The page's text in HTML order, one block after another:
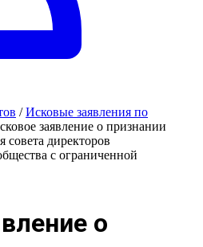
/ Исковые заявления по
заявление о признании
директоров
с ограниченной
о